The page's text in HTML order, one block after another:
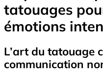
tatouages
émotions
L’art du tatouage
communication